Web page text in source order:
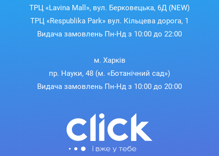
ТРЦ «Lavina Mall», вул. Берковецька, 6Д (NEW)
ТРЦ «Respublika Park» вул. Кільцева дорога, 1
Видача замовлень Пн-Нд з 10:00 до 22:00
м. Харків
пр. Науки, 48 (м. «Ботанічний сад»)
Видача замовлень Пн-Нд з 10:00 до 20:00